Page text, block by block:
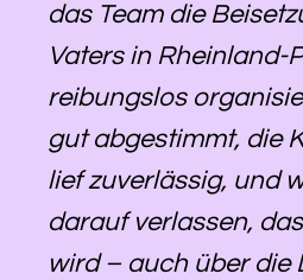
das Team die
Vaters in Rheinland-
reibungslos
gut abgestimmt, die
lief zuverlässig, und
darauf verlassen,
wird – auch über die